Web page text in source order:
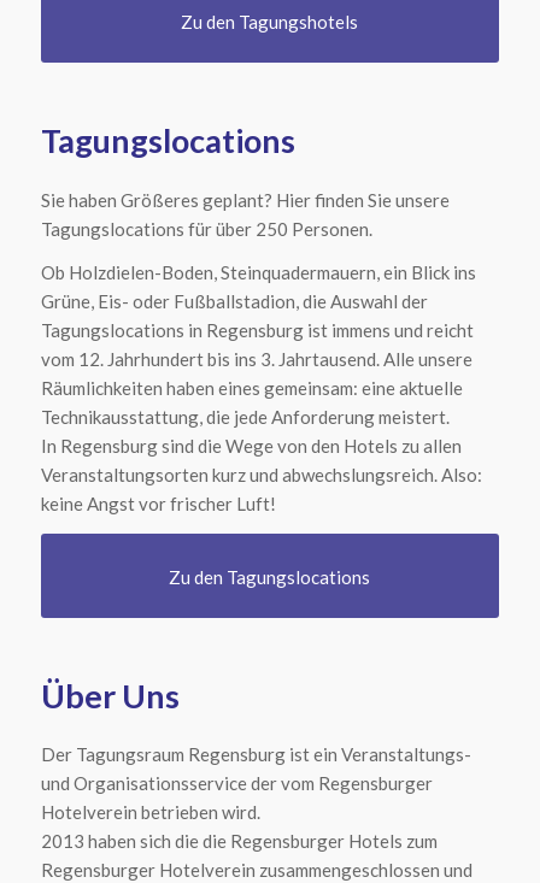
Zu den Tagungshotels
Tagungslocations
Sie haben Größeres geplant? Hier finden Sie unsere
Tagungslocations für über 250 Personen.
Ob Holzdielen-Boden, Steinquadermauern, ein Blick ins
Grüne, Eis- oder Fußballstadion, die Auswahl der
Tagungslocations in Regensburg ist immens und reicht
vom 12. Jahrhundert bis ins 3. Jahrtausend. Alle unsere
Räumlichkeiten haben eines gemeinsam: eine aktuelle
Technikausstattung, die jede Anforderung meistert.
In Regensburg sind die Wege von den Hotels zu allen
Veranstaltungsorten kurz und abwechslungsreich. Also:
keine Angst vor frischer Luft!
Zu den Tagungslocations
Über Uns
Der Tagungsraum Regensburg ist ein Veranstaltungs-
und Organisationsservice der vom Regensburger
Hotelverein betrieben wird.
2013 haben sich die die Regensburger Hotels zum
Regensburger Hotelverein zusammengeschlossen und